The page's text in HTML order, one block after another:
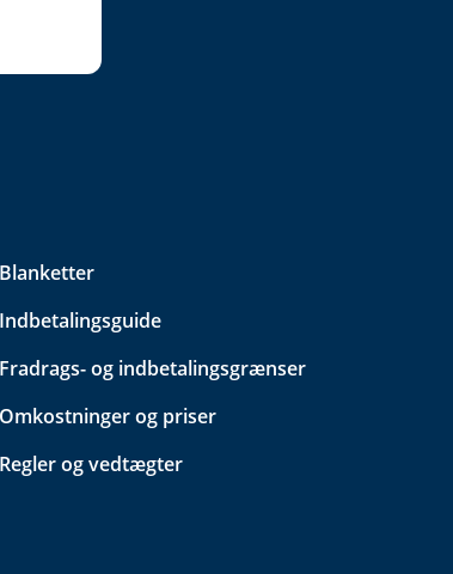
Blanketter
Indbetalingsguide
Fradrags- og indbetalingsgrænser
Omkostninger og priser
Regler og vedtægter